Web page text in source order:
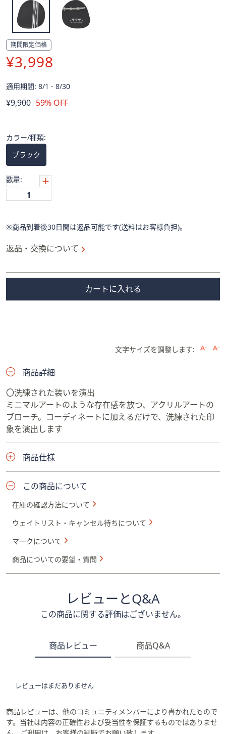
右
に
ス
ワ
プ
し
覧
で
き
ま
す。
期間限定価格
¥3,998
適用期間: 8/1 - 8/30
削
¥9,900 59% OFF
カラー/種類:
ブラック
数量:
※商品到着後30日間は返品可能です(送料はお客様負担)。
返品・交換について
カートに入れる
文字サイズを調整します:
商品詳細
〇洗練された装いを演出
ミニマルアートのような存在感を放つ、アクリルアートの
ブローチ。コーディネートに加えるだけで、洗練された印
象を演出します
商品仕様
この商品について
在庫の確認方法について
ウェイトリスト・キャンセル待ちについて
マークについて
商品についての要望・質問
レビューとQ&A
この商品に関する評価はございません。
商品レビュー 商品Q&A
レビューはまだありません
商品レビューは、他のコミュニティメンバーにより書かれたもので
す。当社は内容の正確性および妥当性を保証するものではありませ